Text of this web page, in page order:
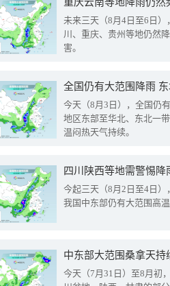
未来三天（8月4日至6日
川、重庆、贵州等地仍然
害。
全国仍有大范围降雨
今天（8月3日），全国仍
地区东部至华北、东北一
温闷热天气持续。
今起三天（8月2日至4日
我国中东部仍有大范围高
中东部大范围桑拿天
今天（7月31日）至8月初